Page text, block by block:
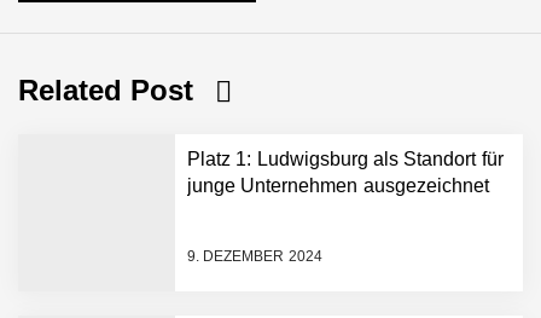
Related Post
Platz 1: Ludwigsburg als Standort für
junge Unternehmen ausgezeichnet
9. DEZEMBER 2024